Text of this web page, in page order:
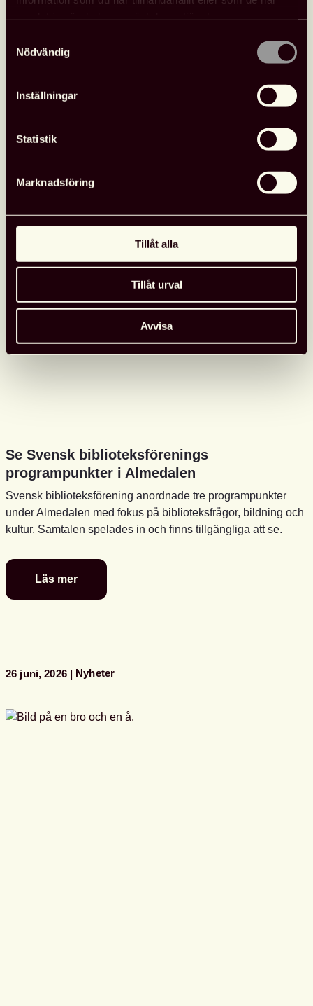
Nödvändig
Inställningar
Statistik
Marknadsföring
Tillåt alla
Tillåt urval
Avvisa
Fler nyheter
Se Svensk biblioteksförenings
programpunkter i Almedalen
Svensk biblioteksförening anordnade tre programpunkter
under Almedalen med fokus på biblioteksfrågor, bildning och
kultur. Samtalen spelades in och finns tillgängliga att se.
Läs mer
Se
Svensk
Almedalen
26 juni, 2026 Nyheter